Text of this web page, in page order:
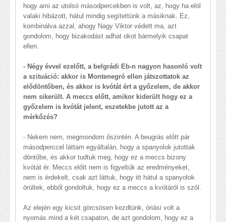
hogy ami az utolsó másodpercekben is volt, az, hogy ha elöl
valaki hibázott, hátul mindig segítettünk a másiknak. Ez,
kombinálva azzal, ahogy Nagy Viktor védett ma, azt
gondolom, hogy bizakodást adhat okot bármelyik csapat
ellen.
- Négy évvel ezelőtt, a belgrádi Eb-n nagyon hasonló volt
a szituáció: akkor is Montenegró ellen játszottatok az
elődöntőben, és akkor is kvótát ért a győzelem, de akkor
nem sikerült. A meccs előtt, amikor kiderült hogy ez a
győzelem is kvótát jelent, eszetekbe jutott az a
mérkőzés?
- Nekem nem, megmondom őszintén. A beugrás előtt pár
másodperccel láttam egyáltalán, hogy a spanyolok jutottak
döntőbe, és akkor tudtuk meg, hogy ez a meccs bizony
kvótát ér. Meccs előtt nem is figyeltük az eredményeket,
nem is érdekelt, csak azt láttuk, hogy itt hátul a spanyolok
örültek, ebből gondoltuk, hogy ez a meccs a kvótáról is szól.
Az elején egy kicsit görcsösen kezdtünk, óriási volt a
nyomás mind a két csapaton, de azt gondolom, hogy ez a